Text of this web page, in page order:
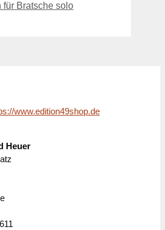
für Bratsche solo
www.edition49shop.de
Heuer